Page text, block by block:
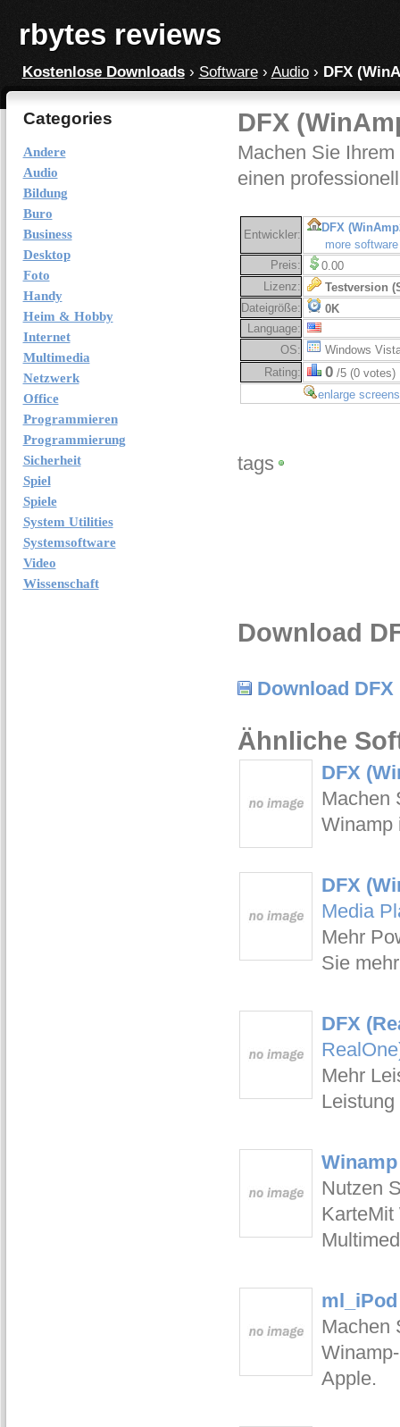
rbytes reviews
Kostenlose Downloads› Software› Audio› DFX
Categories
Andere
Audio
Bildung
Buro
Business
Desktop
Foto
Handy
Heim & Hobby
Internet
Multimedia
Netzwerk
Office
Programmieren
Programmierung
Sicherheit
Spiel
Spiele
System Utilities
Systemsoftware
Video
Wissenschaft
DFX
Machen Sie
einen
Entwickler:
DFX
more
Preis:
0.00
Lizenz:
Testversion
Dateigröße:
0K
Language:
OS:
Windows
Rating:
0/5 (0 votes)
enlarge
tags
Download
Download
Ähnliche
DFX
Machen
Winamp
DFX
Media
Mehr
Sie
DFX
Mehr
Winamp
Nutzen
KarteMit
ml_iPod
Machen
Apple.